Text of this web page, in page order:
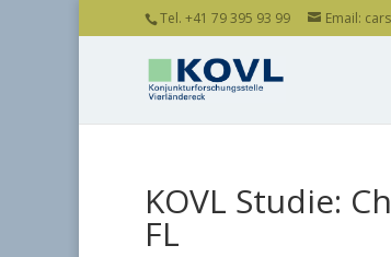
Tel. +41 79 395 93 99 Email:
KOVL Studie:
FL